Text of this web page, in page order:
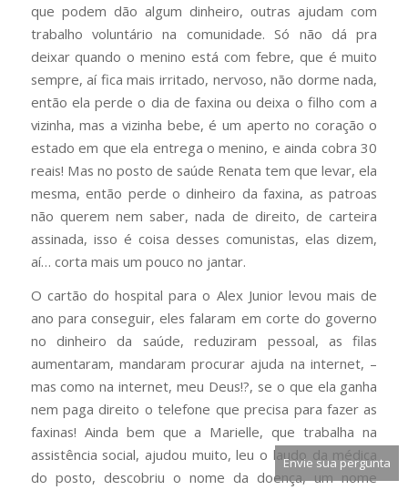
Envie sua pergunta
que podem dão algum dinheiro, outras ajudam com
trabalho voluntário na comunidade. Só não dá pra
deixar quando o menino está com febre, que é muito
sempre, aí fica mais irritado, nervoso, não dorme nada,
então ela perde o dia de faxina ou deixa o filho com a
vizinha, mas a vizinha bebe, é um aperto no coração o
estado em que ela entrega o menino, e ainda cobra 30
reais! Mas no posto de saúde Renata tem que levar, ela
mesma, então perde o dinheiro da faxina, as patroas
não querem nem saber, nada de direito, de carteira
assinada, isso é coisa desses comunistas, elas dizem,
aí… corta mais um pouco no jantar.
O cartão do hospital para o Alex Junior levou mais de
ano para conseguir, eles falaram em corte do governo
no dinheiro da saúde, reduziram pessoal, as filas
aumentaram, mandaram procurar ajuda na internet, –
mas como na internet, meu Deus!?, se o que ela ganha
nem paga direito o telefone que precisa para fazer as
faxinas! Ainda bem que a Marielle, que trabalha na
assistência social, ajudou muito, leu o laudo da médica
do posto, descobriu o nome da doença, um nome